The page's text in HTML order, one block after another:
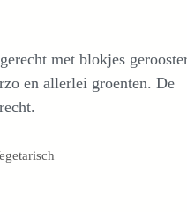
met blokjes
en allerlei groenten. De